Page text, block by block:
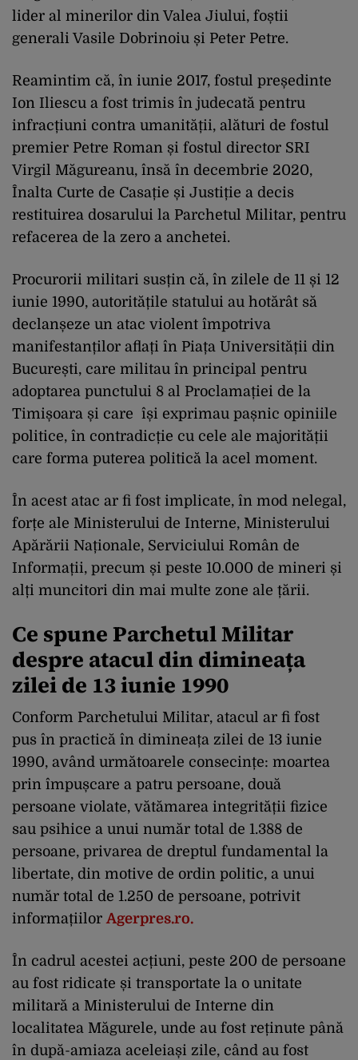
lider al minerilor din Valea Jiului, foștii
generali Vasile Dobrinoiu și Peter Petre.
Reamintim că, în iunie 2017, fostul președinte
Ion Iliescu a fost trimis în judecată pentru
infracțiuni contra umanității, alături de fostul
premier Petre Roman și fostul director SRI
Virgil Măgureanu, însă în decembrie 2020,
Înalta Curte de Casație și Justiție a decis
restituirea dosarului la Parchetul Militar, pentru
refacerea de la zero a anchetei.
Procurorii militari susțin că, în zilele de 11 și 12
iunie 1990, autoritățile statului au hotărât să
declanșeze un atac violent împotriva
manifestanților aflați în Piața Universității din
București, care militau în principal pentru
adoptarea punctului 8 al Proclamației de la
Timișoara și care își exprimau pașnic opiniile
politice, în contradicție cu cele ale majorității
care forma puterea politică la acel moment.
În acest atac ar fi fost implicate, în mod nelegal,
forțe ale Ministerului de Interne, Ministerului
Apărării Naționale, Serviciului Român de
Informații, precum și peste 10.000 de mineri și
alți muncitori din mai multe zone ale țării.
Ce spune Parchetul Militar
despre atacul din dimineața
zilei de 13 iunie 1990
Conform Parchetului Militar, atacul ar fi fost
pus în practică în dimineața zilei de 13 iunie
1990, având următoarele consecințe: moartea
prin împușcare a patru persoane, două
persoane violate, vătămarea integrității fizice
sau psihice a unui număr total de 1.388 de
persoane, privarea de dreptul fundamental la
libertate, din motive de ordin politic, a unui
număr total de 1.250 de persoane, potrivit
informațiilorAgerpres.ro.
În cadrul acestei acțiuni, peste 200 de persoane
au fost ridicate și transportate la o unitate
militară a Ministerului de Interne din
localitatea Măgurele, unde au fost reținute până
în după-amiaza aceleiași zile, când au fost